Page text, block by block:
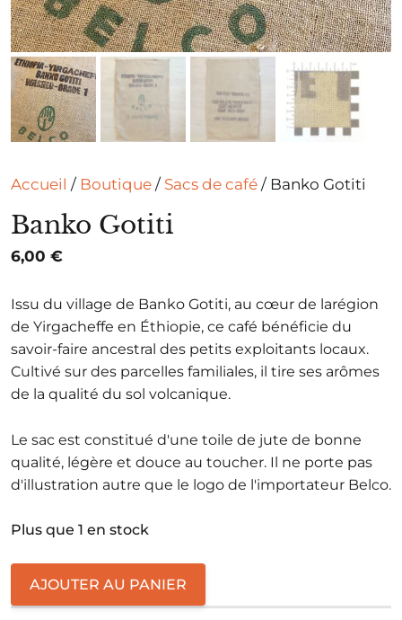
Accueil / Boutique / Sacs de café / Banko Gotiti
Banko Gotiti
6,00 €
Issu du village de Banko Gotiti, au cœur de larégion
de Yirgacheffe en Éthiopie, ce café bénéficie du
savoir-faire ancestral des petits exploitants locaux.
Cultivé sur des parcelles familiales, il tire ses arômes
de la qualité du sol volcanique.
Le sac est constitué d'une toile de jute de bonne
qualité, légère et douce au toucher. Il ne porte pas
d'illustration autre que le logo de l'importateur Belco.
Plus que 1 en stock
quantité
de
AJOUTER AU PANIER